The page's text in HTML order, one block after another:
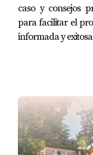
caso y consejos
para facilitar el
informada y